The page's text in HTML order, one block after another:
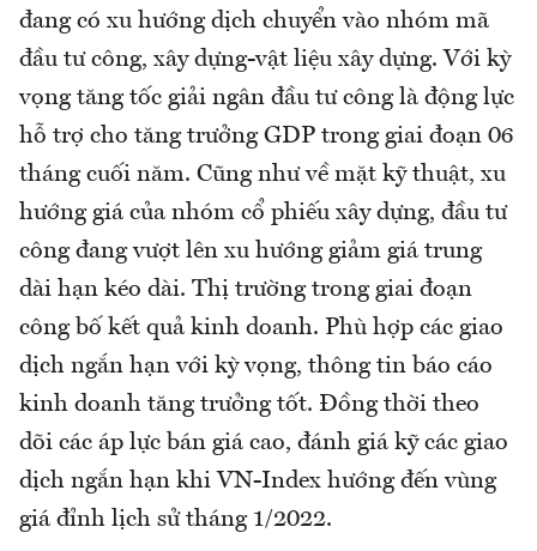
đang có xu hướng dịch chuyển vào nhóm mã
đầu tư công, xây dựng-vật liệu xây dựng. Với kỳ
vọng tăng tốc giải ngân đầu tư công là động lực
hỗ trợ cho tăng trưởng GDP trong giai đoạn 06
tháng cuối năm. Cũng như về mặt kỹ thuật, xu
hướng giá của nhóm cổ phiếu xây dựng, đầu tư
công đang vượt lên xu hướng giảm giá trung
dài hạn kéo dài. Thị trường trong giai đoạn
công bố kết quả kinh doanh. Phù hợp các giao
dịch ngắn hạn với kỳ vọng, thông tin báo cáo
kinh doanh tăng trưởng tốt. Đồng thời theo
dõi các áp lực bán giá cao, đánh giá kỹ các giao
dịch ngắn hạn khi VN-Index hướng đến vùng
giá đỉnh lịch sử tháng 1/2022.